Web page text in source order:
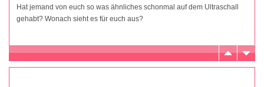
Hat jemand von euch so was ähnliches schonmal auf dem Ultraschall
gehabt? Wonach sieht es für euch aus?